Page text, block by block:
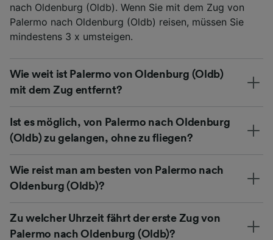
nach Oldenburg (Oldb). Wenn Sie mit dem Zug von
Palermo nach Oldenburg (Oldb) reisen, müssen Sie
mindestens 3 x umsteigen.
Wie weit ist Palermo von Oldenburg (Oldb)
mit dem Zug entfernt?
Ist es möglich, von Palermo nach Oldenburg
(Oldb) zu gelangen, ohne zu fliegen?
Wie reist man am besten von Palermo nach
Oldenburg (Oldb)?
Zu welcher Uhrzeit fährt der erste Zug von
Palermo nach Oldenburg (Oldb)?